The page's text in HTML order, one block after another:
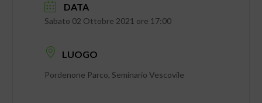
DATA
Sabato 02 Ottobre 2021 ore 17:00
LUOGO
Pordenone Parco, Seminario Vescovile